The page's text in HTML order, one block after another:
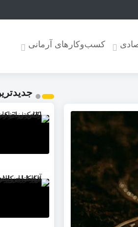
وجود ندارد
کسب‌وکارهای آرمانی